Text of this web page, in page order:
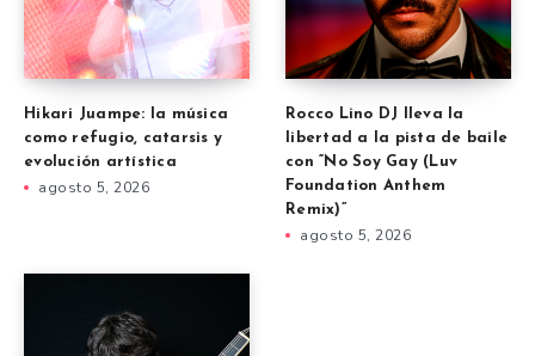
Hikari Juampe: la música
como refugio, catarsis y
evolución artística
agosto 5, 2026
Rocco Lino DJ lleva la
libertad a la pista de baile
con “No Soy Gay (Luv
Foundation Anthem
Remix)”
agosto 5, 2026